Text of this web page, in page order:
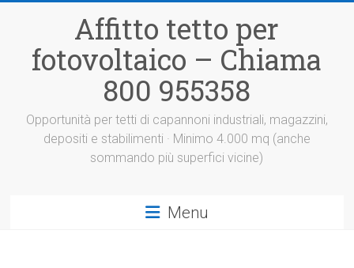
Affitto tetto per
fotovoltaico – Chiama
800 955358
Opportunità per tetti di capannoni industriali, magazzini,
depositi e stabilimenti · Minimo 4.000 mq (anche
sommando più superfici vicine)
Menu